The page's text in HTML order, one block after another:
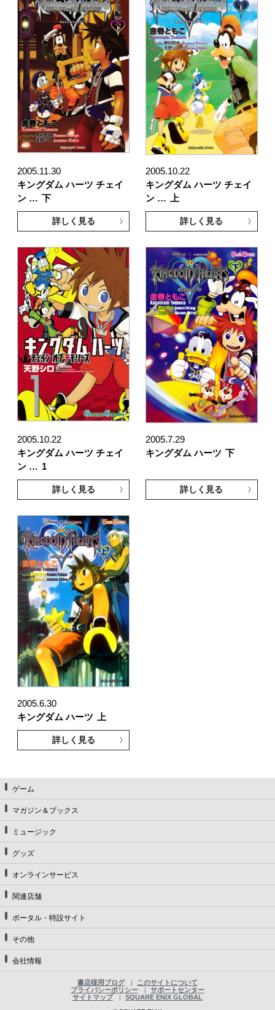
2005.11.30
キングダム ハーツ チェイ
ン … 下
詳しく見る
2005.10.22
キングダム ハーツ チェイ
ン …
上
詳しく見る
2005.10.22
キングダム ハーツ チェイ
ン … 1
詳しく見る
2005.7.29
キングダム ハーツ 下
詳しく見る
2005.6.30
キングダム ハーツ
上
詳しく見る
ゲーム
マガジン＆ブックス
ミュージック
グッズ
オンラインサービス
関連店舗
ポータル・特設サイト
その他
会社情報
書店様用ブログ
このサイトについて
プライバシーポリシー
サポートセンター
サイトマップ
SQUARE ENIX GLOBAL